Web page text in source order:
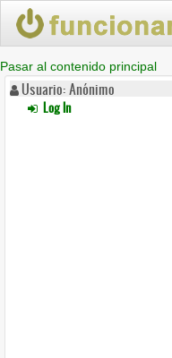
Pasar al contenido principal
Usuario: Anónimo
Log In